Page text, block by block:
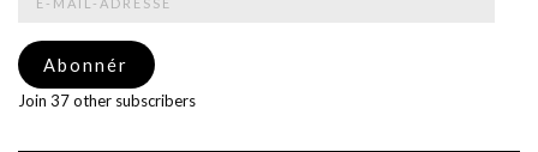
adresse
Abonnér
Join 37 other subscribers